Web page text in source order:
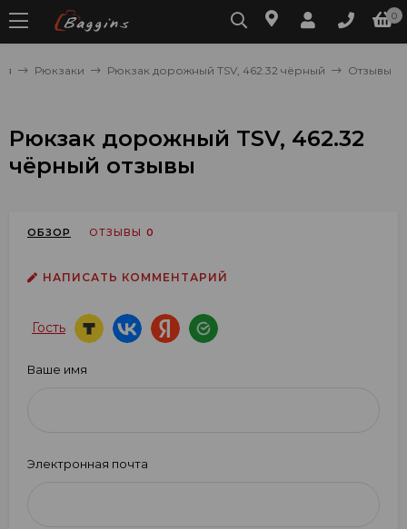
0
Рюкзаки Рюкзак дорожный TSV, 462.32 чёрный Отзывы
Рюкзак дорожный TSV, 462.32
чёрный отзывы
ОБЗОР ОТЗЫВЫ 0
НАПИСАТЬ КОММЕНТАРИЙ
Гость
Ваше имя
Электронная почта